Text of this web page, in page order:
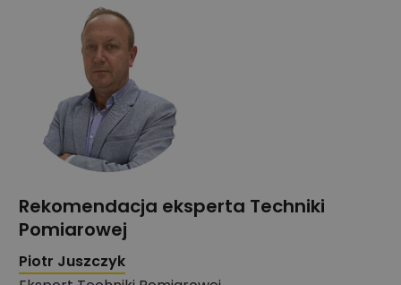
Rekomendacja eksperta Techniki
Pomiarowej
Piotr Juszczyk